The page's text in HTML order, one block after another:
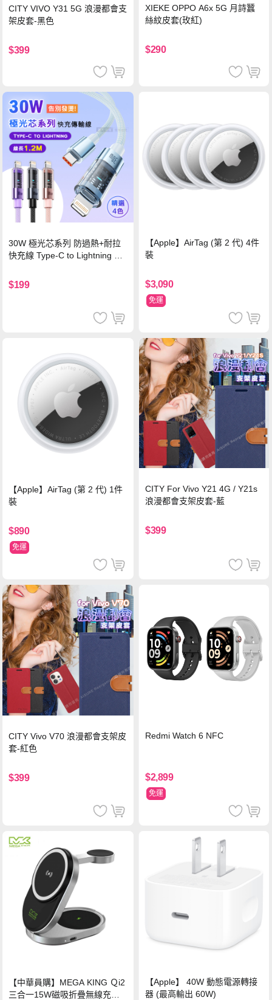
CITY VIVO Y31 5G 浪漫都會支
架皮套-黑色
$399
XIEKE OPPO A6x 5G 月詩蠶
絲紋皮套(玫紅)
$290
30W 極光芯系列 防過熱+耐拉
快充線 Type-C to Lightning 傳
$199
【Apple】AirTag (第 2 代) 4件
裝
$3,090
免運
【Apple】AirTag (第 2 代) 1件
裝
$890
免運
CITY For Vivo Y21 4G / Y21s
浪漫都會支架皮套-藍
$399
CITY Vivo V70 浪漫都會支架皮
套-紅色
$399
Redmi Watch 6 NFC
$2,899
免運
【中華員購】MEGA KING Ｑi2
三合一15W磁吸折疊無線充電
【Apple】 40W 動態電源轉接
器 (最高輸出 60W)